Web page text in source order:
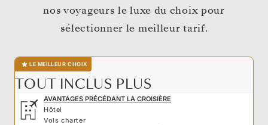
nos voyageurs le luxe du choix pour
sélectionner le meilleur tarif.
LE MEILLEUR CHOIX
TOUT INCLUS PLUS
AVANTAGES PRÉCÉDANT LA CROISIÈRE
Hôtel
Vols charter